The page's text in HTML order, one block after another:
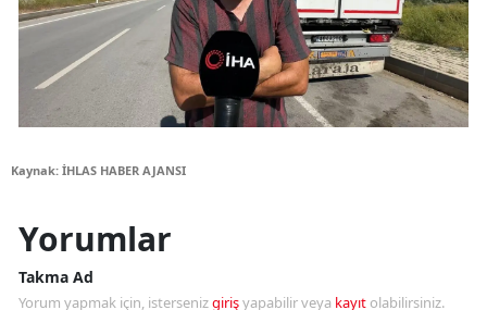
Kaynak: İHLAS HABER AJANSI
Yorumlar
Takma Ad
Yorum yapmak için, istersenizgirişyapabilir veya kayıt olabilirsiniz.